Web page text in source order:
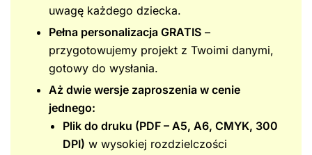
uwagę każdego dziecka.
Pełna personalizacja GRATIS –
przygotowujemy projekt z Twoimi danymi,
gotowy do wysłania.
Aż dwie wersje zaproszenia w cenie
jednego:
Plik do druku (PDF – A5, A6, CMYK, 300
DPI) w wysokiej rozdzielczości